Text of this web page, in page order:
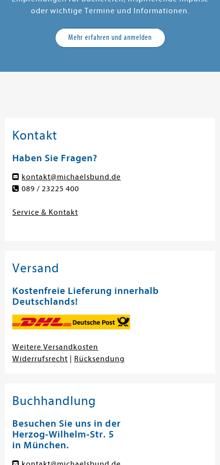
oder wichtige Termine und Informationen.
Mehr erfahren und anmelden
Kontakt
Haben Sie Fragen?
kontakt@michaelsbund.de
089 / 23225 400
Service & Kontakt
Versand
Kostenfreie Lieferung innerhalb
Deutschlands!
Weitere Versandkosten
Widerrufsrecht
Rücksendung
Buchhandlung
Besuchen Sie uns in der
Herzog-Wilhelm-Str. 5
in München.